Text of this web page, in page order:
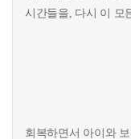
시간들을, 다시 이 모
회복하면서 아이와